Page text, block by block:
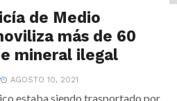
de Medio
más de 60
mineral ilegal
AGOSTO 10, 2021
estaba siendo trasportado por